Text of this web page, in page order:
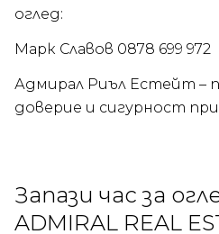
оглед:
Марк Славов 0878 699 972
Адмирал Риъл Естейт –
доверие и сигурност при
Запази час за
ADMIRAL REAL